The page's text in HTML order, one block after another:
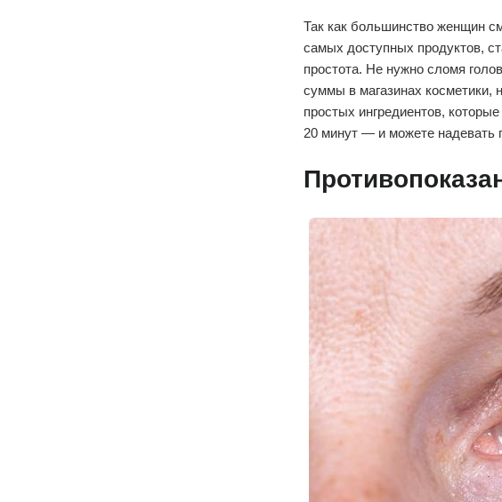
Так как большинство женщин
самых доступных продуктов,
простота. Не нужно сломя
суммы в магазинах косметики,
простых ингредиентов,
20 минут — и можете надевать